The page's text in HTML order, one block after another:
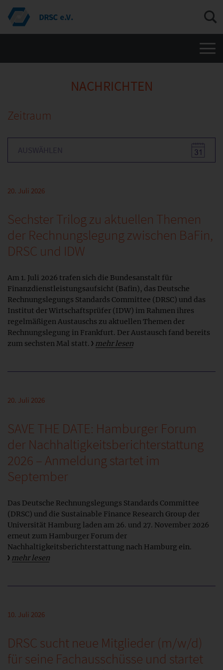
NACHRICHTEN
Zeitraum
20. Juli 2026
Sechster Trilog zu aktuellen Themen
der Rechnungslegung zwischen BaFin,
DRSC und IDW
Am 1. Juli 2026 trafen sich die Bundesanstalt für
Finanzdienstleistungsaufsicht (Bafin), das Deutsche
Rechnungslegungs Standards Committee (DRSC) und das
Institut der Wirtschaftsprüfer (IDW) im Rahmen ihres
regelmäßigen Austauschs zu aktuellen Themen der
Rechnungslegung in Frankfurt. Der Austausch fand bereits
zum sechsten Mal statt.
mehr lesen
20. Juli 2026
SAVE THE DATE: Hamburger Forum
der Nachhaltigkeitsberichterstattung
2026 – Anmeldung startet im
September
Das Deutsche Rechnungslegungs Standards Committee
(DRSC) und die Sustainable Finance Research Group der
Universität Hamburg laden am 26. und 27. November 2026
erneut zum Hamburger Forum der
Nachhaltigkeitsberichterstattung nach Hamburg ein.
mehr lesen
10. Juli 2026
DRSC sucht neue Mitglieder (m/w/d)
für seine Fachausschüsse und startet